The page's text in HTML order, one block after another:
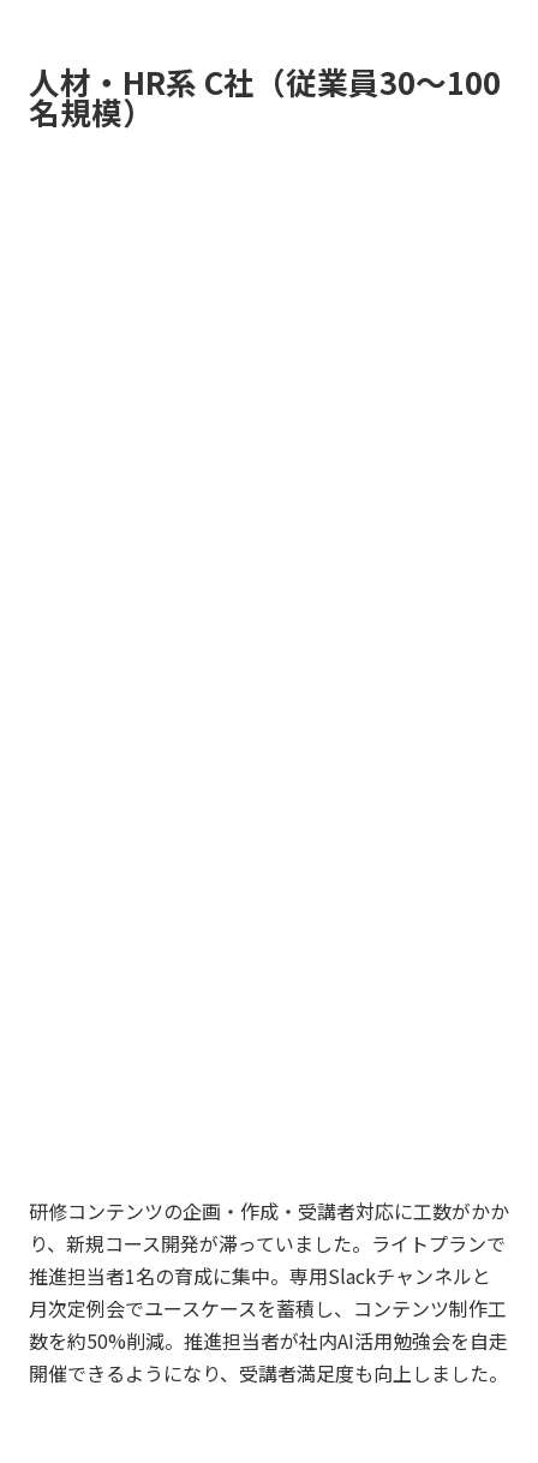
人材・HR系 C社（従業員30〜100
名規模）
研修コンテンツの企画・作成・受講者対応に工数がかか
り、新規コース開発が滞っていました。ライトプランで
推進担当者1名の育成に集中。専用Slackチャンネルと
月次定例会でユースケースを蓄積し、コンテンツ制作工
数を約50%削減。推進担当者が社内AI活用勉強会を自走
開催できるようになり、受講者満足度も向上しました。